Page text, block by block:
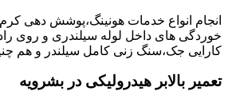
انجام انواع خدمات هونینگ،پوشش دهی
خوردگی های داخل لوله سیلندری و روی
کارایی جک،سنگ زنی کامل سیلندر و هم
تعمیر بالابر هیدرولیکی در بشرویه